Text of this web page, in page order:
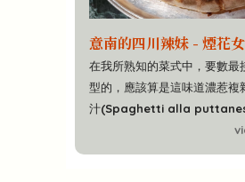
意南的四川辣妹 - 煙花
在我所熟知的菜式中，要數最
型的，應該算是這味道濃惹複
汁(Spaghetti alla